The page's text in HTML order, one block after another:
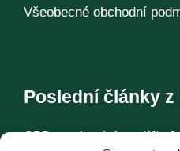
Všeobecné obchodní
Poslední články z
CBD pro domácí mazlíčky?